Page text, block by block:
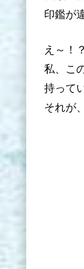
印鑑が
え～！？
私、こ
持って
それが